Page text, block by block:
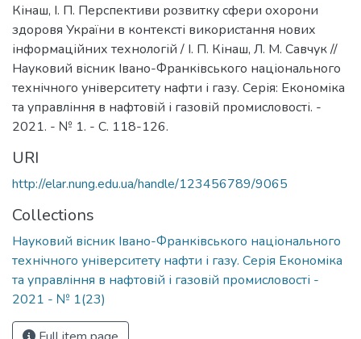
Кінаш, І. П. Перспективи розвитку сфери охорони
здоровя України в контексті використання нових
інформаційних технологій / І. П. Кінаш, Л. М. Савчук //
Науковий вісник Івано-Франківського національного
технічного університету нафти і газу. Серія: Економіка
та управління в нафтовій і газовій промисловості. -
2021. - № 1. - С. 118-126.
URI
http://elar.nung.edu.ua/handle/123456789/9065
Collections
Науковий вісник Івано-Франківського національного
технічного університету нафти і газу. Серія Економіка
та управління в нафтовій і газовій промисловості -
2021 - № 1(23)